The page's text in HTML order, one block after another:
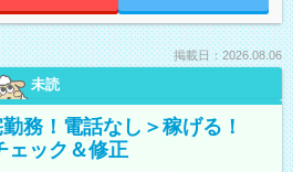
掲載日：2026.08.06
未読
務！電話なし＞稼げる！
ェック＆修正